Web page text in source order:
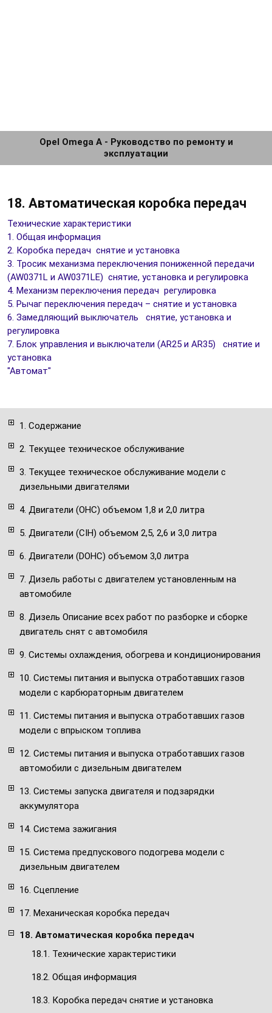
Opel Omega A - Руководство по ремонту и
эксплуатации
1. Содержание
2. Текущее техническое обслуживание
3. Текущее техническое обслуживание модели с
дизельными двигателями
4. Двигатели (ОНС) объемом 1,8 и 2,0 литра
5. Двигатели (CIH) объемом 2,5, 2,6 и 3,0 литра
6. Двигатели (DOHC) объемом 3,0 литра
7. Дизель работы с двигателем установленным на
автомобиле
8. Дизель Описание всех работ по разборке и сборке
двигатель снят с автомобиля
9. Системы охлаждения, обогрева и кондиционирования
10. Системы питания и выпуска отработавших газов
модели с карбюраторным двигателем
11. Системы питания и выпуска отработавших газов
модели с впрыском топлива
12. Системы питания и выпуска отработавших газов
автомобили с дизельным двигателем
13. Системы запуска двигателя и подзарядки
аккумулятора
14. Система зажигания
15. Система предпускового подогрева модели с
дизельным двигателем
16. Сцепление
17. Механическая коробка передач
18. Автоматическая коробка передач
18.1. Технические характеристики
18.2. Общая информация
18.3. Коробка передач снятие и установка
18. Автоматическая коробка передач
Технические характеристики
1. Общая информация
2. Коробка передач снятие и установка
3. Тросик механизма переключения пониженной передачи
(AW0371L и AW0371LE) снятие, установка и регулировка
4. Механизм переключения передач регулировка
5. Рычаг переключения передач – снятие и установка
6. Замедляющий выключатель снятие, установка и
регулировка
7. Блок управления и выключатели (AR25 и AR35) снятие и
установка
"Автомат"